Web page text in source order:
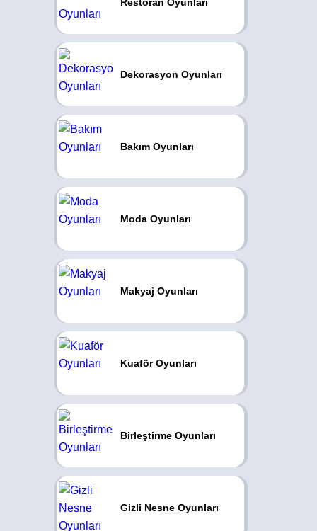
Dekorasyon Oyunları
Bakım Oyunları
Moda Oyunları
Makyaj Oyunları
Kuaför Oyunları
Birleştirme Oyunları
Gizli Nesne Oyunları